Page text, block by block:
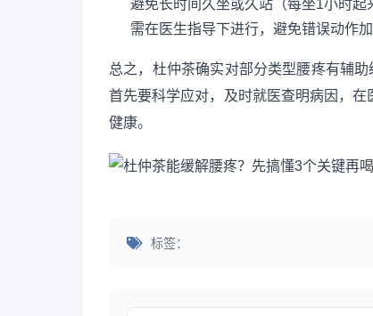
避免长时间久坐或久站（每坐1小时起
需在医生指导下进行，避免错误动作
总之，杜仲茶确实对部分类型腰疼有辅助
首先要科学应对，及时就医查明病因，
健康。
标签：